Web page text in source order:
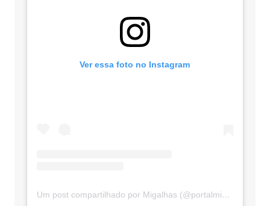
Ver essa foto no Instagram
Um post compartilhado por Migalhas (@portalmigalhas)